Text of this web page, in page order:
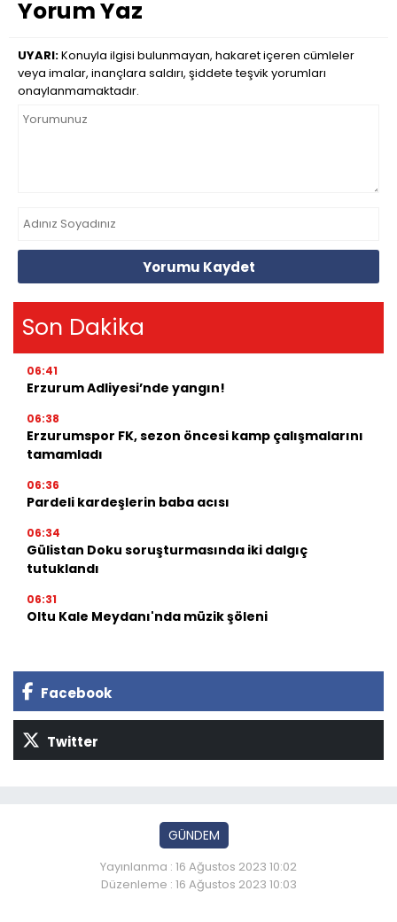
Yorum Yaz
UYARI:Konuyla ilgisi bulunmayan, hakaret içeren cümleler
veya imalar, inançlara saldırı, şiddete teşvik yorumları
onaylanmamaktadır.
Yorumu Kaydet
Son Dakika
06:41
Erzurum Adliyesi’nde yangın!
06:38
Erzurumspor FK, sezon öncesi kamp çalışmalarını
tamamladı
06:36
Pardeli kardeşlerin baba acısı
06:34
Gülistan Doku soruşturmasında iki dalgıç
tutuklandı
06:31
Oltu Kale Meydanı'nda müzik şöleni
Facebook
Twitter
GÜNDEM
Yayınlanma : 16 Ağustos 2023 10:02
Düzenleme : 16 Ağustos 2023 10:03